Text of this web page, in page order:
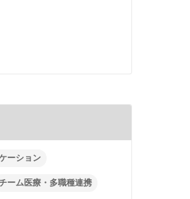
ーション
ーム医療・多職種連携